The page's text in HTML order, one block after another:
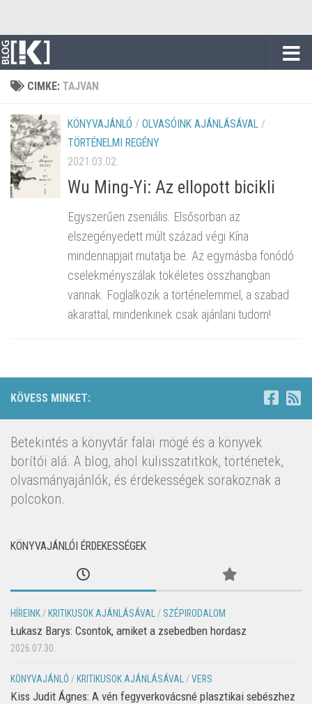
CIMKE: TAJVAN
KÖNYVAJÁNLÓ / OLVASÓINK AJÁNLÁSÁVAL /
TÖRTÉNELMI REGÉNY
2021.03.02.
Wu Ming-Yi: Az ellopott bicikli
Egyszerűen zseniális. Elsősorban az
elszegényedett múlt század végi Kína
mindennapjait mutatja be. Az egymásba fonódó
cselekményszálak tökéletes összhangban
vannak. Foglalkozik a történelemmel, a szabad
akarattal, mindenkinek csak ajánlani tudom!
KÖVESS MINKET:
Betekintés a könyvtár falai mögé és a könyvek
borítói alá. A blog, ahol kulisszatitkok, történetek,
olvasmányajánlók, és érdekességek sorakoznak a
polcokon.
KÖNYVAJÁNLÓI ÉRDEKESSÉGEK
HÍREINK / KRITIKUSOK AJÁNLÁSÁVAL / SZÉPIRODALOM
Łukasz Barys: Csontok, amiket a zsebedben hordasz
2026.07.30.
KÖNYVAJÁNLÓ / KRITIKUSOK AJÁNLÁSÁVAL /VERS
Kiss Judit Ágnes: A vén fegyverkovácsné plasztikai sebészhez